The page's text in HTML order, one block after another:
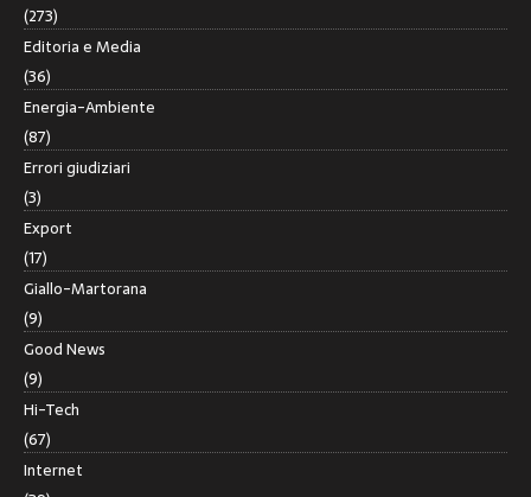
(273)
Editoria e Media
(36)
Energia-Ambiente
(87)
Errori giudiziari
(3)
Export
(17)
Giallo-Martorana
(9)
Good News
(9)
Hi-Tech
(67)
Internet